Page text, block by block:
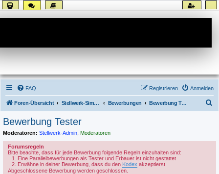
FAQ Anmelden
Registrieren
Foren-Übersicht Stellwerk-Sim allgemein Bewerbungen Bewerbung Tester
Bewerbung Tester
Moderatoren: Stellwerk-Admin Moderatoren
Forumsregeln
Bitte beachte, dass für jede Bewerbung folgende Regeln einzuhalten sind:
Eine Parallelbewerbungen als Tester und Erbauer ist nicht gestattet
Erwähne in deiner Bewerbung, dass du den Kodex akzeptierst
Abgeschlossene Bewerbung werden geschlossen.